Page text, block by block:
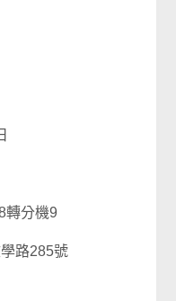
轉分機9
路285號